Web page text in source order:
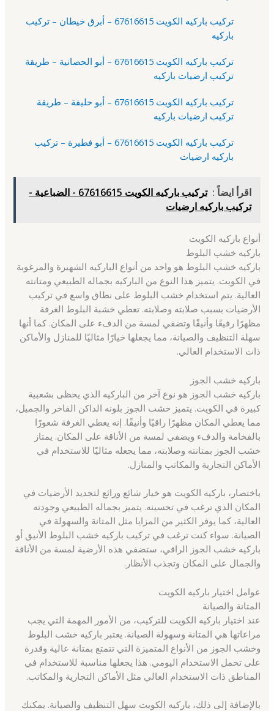
تركيب باركيه الكويت 67616615 – أبرق خيطان – تركيب
باركيه
تركيب باركيه الكويت 67616615 – أبو الحصانية – طريقة
تركيب ارضيات باركيه
تركيب باركيه الكويت 67616615 – أبو حليفة – طريقة
تركيب ارضيات باركيه
تركيب باركيه الكويت 67616615 – أبو فطيرة – تركيب
باركيه ارضيات
اقرأ ايضاً :
تركيب باركيه الكويت 67616615 - الضباعية -
تركيب باركيه ارضيات
أنواع باركيه الكويت
باركيه خشب البلوط
باركيه خشب البلوط هو واحد من أنواع الباركيه الشهيرة والمرغوبة
في الكويت. يتميز هذا النوع من الباركيه بجماله الطبيعي ومتانته
العالية. يتم استخدام خشب البلوط على نطاق واسع في تركيب
الأرضيات بسبب صلابته وصلابته. تعطي خشبة البلوط الغرفة
مظهرًا رفيعًا وأنيقًا وتضفي لمسة من الدفء على المكان. كما أنها
سهلة التنظيف والصيانة، مما يجعلها خيارًا مثاليًا للمنازل والأماكن
ذات الاستخدام العالي.
باركيه خشب الجوز
باركيه خشب الجوز هو نوع آخر من الباركيه الذي يحظى بشعبية
كبيرة في الكويت. يتميز خشب الجوز بلونه الداكن الفاخر والجميل،
مما يعطي المكان مظهرًا راقيًا وأنيقًا. إنه يعطي الغرفة شعورًا
بالفخامة والدفء ويضفي لمسة من الأناقة على المكان. يمتاز
خشب الجوز بمتانته وصلابته، مما يجعله مثاليًا للاستخدام في
الأماكن التجارية والمكاتب والمنازل.
باختصار، باركيه الكويت هو خيار شائع ورائع لتجديد الأرضيات في
المكان الذي ترغب في تحسينه. يتميز بجماله الطبيعي وجودته
العالية، كما يوفر الكثير من المزايا مثل المتانة والسهولة في
الصيانة. سواء كنت ترغب في تركيب باركيه خشب البلوط الأنيق أو
باركيه خشب الجوز الراقي، ستضفي هذه الأرضية لمسة من الأناقة
والجمال على المكان وتجذب الأنظار.
عوامل اختيار باركيه الكويت
المتانة والصيانة
عند اختيار باركيه الكويت للتركيب، من الأمور المهمة التي يجب
مراعاتها هي المتانة وسهولة الصيانة. يعتبر باركيه خشب البلوط
وخشب الجوز من الأنواع المتميزة التي تتمتع بمتانة عالية وقدرة
على تحمل الاستخدام اليومي. هذا يجعلها مناسبة للاستخدام في
المناطق ذات الاستخدام العالي مثل الأماكن التجارية والمكاتب.
بالإضافة إلى ذلك، باركيه الكويت سهل التنظيف والصيانة. يمكنك